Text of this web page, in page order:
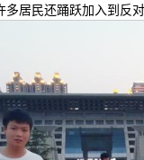
居民还踊跃加入到反